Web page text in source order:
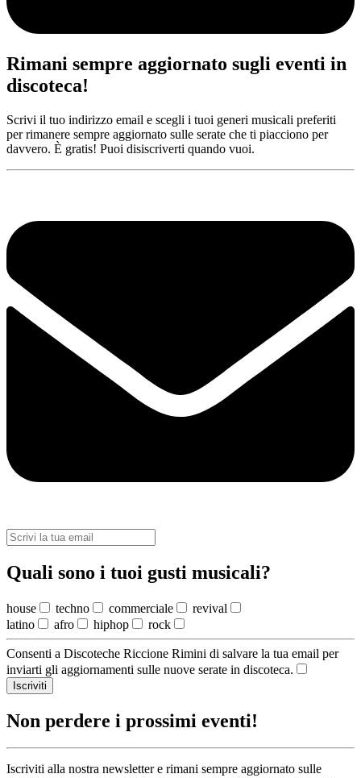
Rimani sempre aggiornato sugli eventi in
discoteca!
Scrivi il tuo indirizzo email e scegli i tuoi generi musicali preferiti
per rimanere sempre aggiornato sulle serate che ti piacciono per
davvero. È gratis! Puoi disiscriverti quando vuoi.
Quali sono i tuoi gusti musicali?
house techno commerciale
revival
latino
afro hiphop rock
Consenti a Discoteche Riccione Rimini di salvare la tua email per
inviarti gli aggiornamenti sulle nuove serate in discoteca.
Iscriviti
Non perdere i prossimi eventi!
Iscriviti alla nostra newsletter e rimani sempre aggiornato sulle